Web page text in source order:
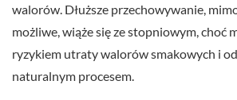
walorów. Dłuższe przechowywanie,
możliwe, wiąże się ze stopniowym, choć
ryzykiem utraty walorów smakowych i
naturalnym procesem.